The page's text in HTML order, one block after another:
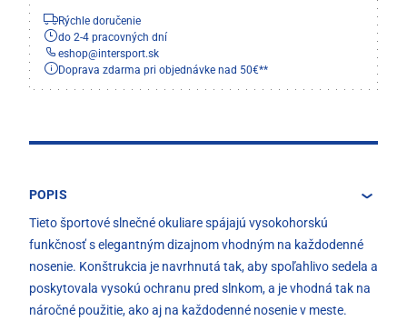
Rýchle doručenie
do 2-4 pracovných dní
eshop@intersport.sk
Doprava zdarma pri objednávke nad 50€**
POPIS
Tieto športové slnečné okuliare spájajú vysokohorskú
funkčnosť s elegantným dizajnom vhodným na každodenné
nosenie. Konštrukcia je navrhnutá tak, aby spoľahlivo sedela a
poskytovala vysokú ochranu pred slnkom, a je vhodná tak na
náročné použitie, ako aj na každodenné nosenie v meste.